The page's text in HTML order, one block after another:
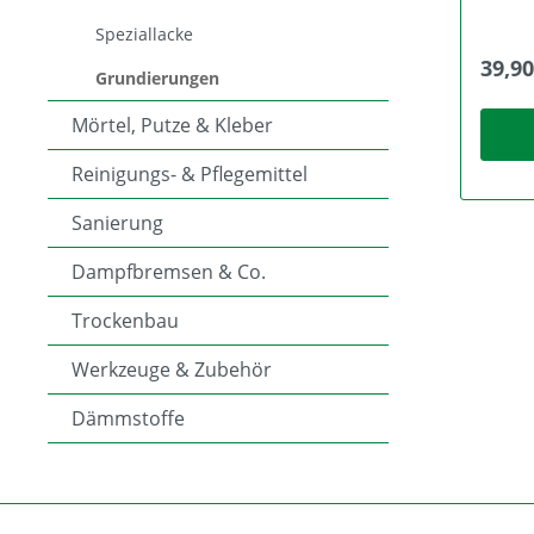
Speziallacke
Grundierungen
Mörtel, Putze & Kleber
Reinigungs- & Pflegemittel
Sanierung
Dampfbremsen & Co.
Trockenbau
Werkzeuge & Zubehör
Dämmstoffe
Auf